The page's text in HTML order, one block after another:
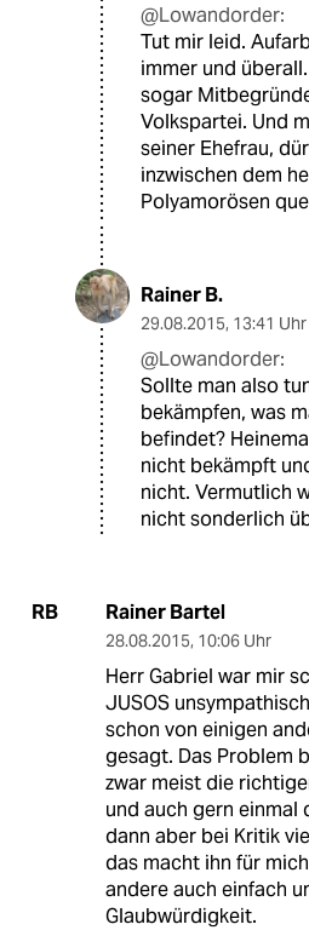
@Lowandorder:
Tut mir leid.
immer und
sogar
Volkspartei. Und
seiner Ehefrau,
inzwischen dem
Polyamorösen
Rainer B.
29.08.2015, 13:41 Uhr
@Lowandorder:
Sollte man also
bekämpfen, was
befindet?
nicht bekämpft
nicht. Vermutlich
nicht sonderlich
RB Rainer Bartel
28.08.2015, 10:06 Uhr
Herr Gabriel war mir
JUSOS
schon von einigen
gesagt. Das Problem
zwar meist die
und auch gern einmal
dann aber bei Kritik
das macht ihn für
andere auch einfach
Glaubwürdigkeit.